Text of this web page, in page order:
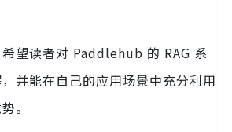
望读者对 Paddlehub 的 RAG 系
并能在自己的应用场景中充分利用
。